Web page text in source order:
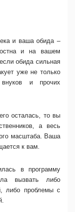
и ваша обида –
и на вашем
обида сильная
уже не только
и прочих
осталась, то вы
а весь
масштаба. Ваша
к вам.
в программу
вызвать либо
либо проблемы с